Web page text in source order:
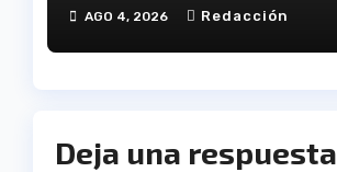
AGO 4, 2026 Redacción
Deja una respuesta